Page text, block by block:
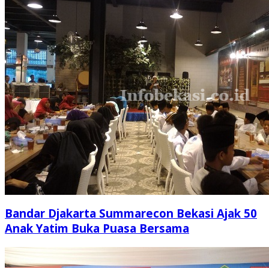
Bandar Djakarta Summarecon Bekasi Ajak 50
Anak Yatim Buka Puasa Bersama